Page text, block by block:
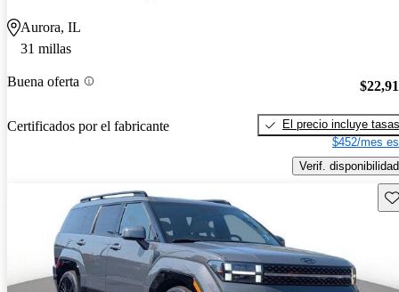
Aurora, IL
31 millas
Buena oferta
Certificados por el fabricante
El precio incluye tasas
$452/mes
Verif. disponibilidad